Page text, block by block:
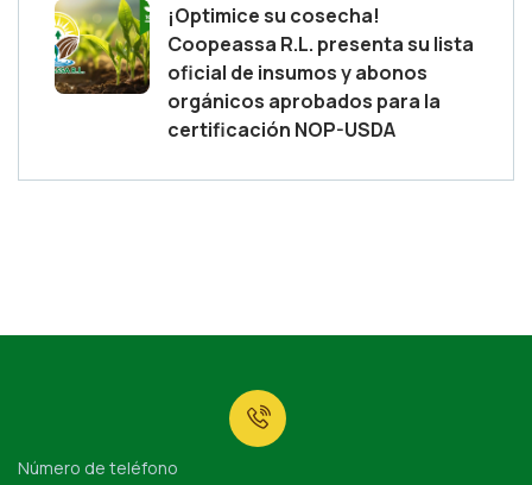
¡Optimice su cosecha!
Coopeassa R.L. presenta su lista
oficial de insumos y abonos
orgánicos aprobados para la
certificación NOP-USDA
Número de teléfono